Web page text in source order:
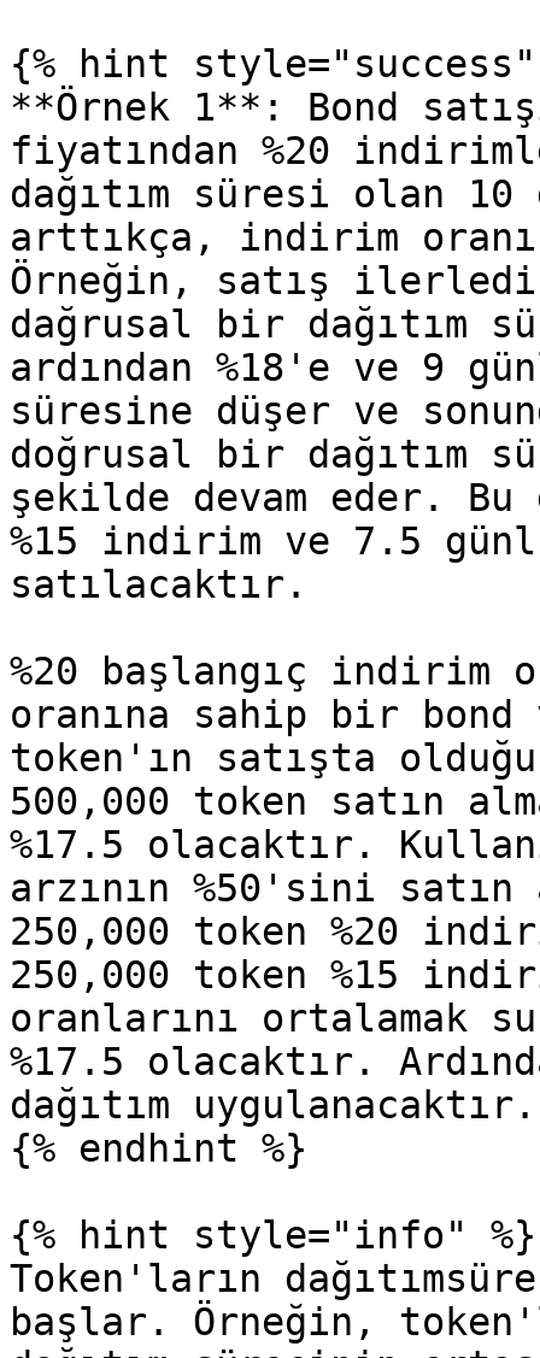
{% hint style="success"
**Örnek 1**: Bond
fiyatından %20
dağıtım süresi olan
arttıkça, indirim
Örneğin, satış
dağrusal bir dağıtım
ardından %18'e ve 9
süresine düşer ve
doğrusal bir dağıtım
şekilde devam eder.
%15 indirim ve 7.5
satılacaktır.
%20 başlangıç indirim
oranına sahip bir bond
token'ın satışta
500,000 token satın
%17.5 olacaktır.
arzının %50'sini
250,000 token %20
250,000 token %15
oranlarını ortalamak
%17.5 olacaktır.
dağıtım uygulanacaktır.
{% endhint %}
{% hint style="info" %}
Token'ların
başlar. Örneğin,